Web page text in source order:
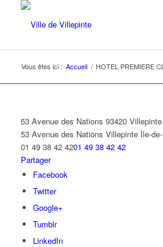
Vous êtes ici : Accueil / HOTEL PREMIERE
53 Avenue des Nations 93420 Villepinte
53 Avenue des Nations Villepinte Île-
01 49 38 42 4201 49 38 42 42
Partager
Facebook
Twitter
Google+
Tumblr
LinkedIn